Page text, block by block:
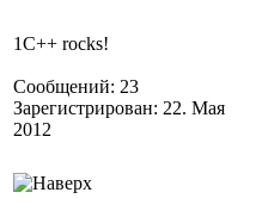
1C++ rocks!
Сообщений: 23
Зарегистрирован: 22. Мая
2012